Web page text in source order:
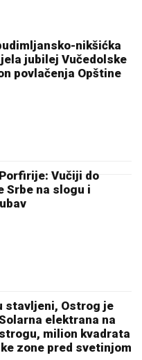
nikšićka
jubilej Vučedolske
povlačenja Opštine
Vučiji do
Srbe na slogu i
stavljeni, Ostrog je
elektrana na
milion kvadrata
zone pred svetinjom